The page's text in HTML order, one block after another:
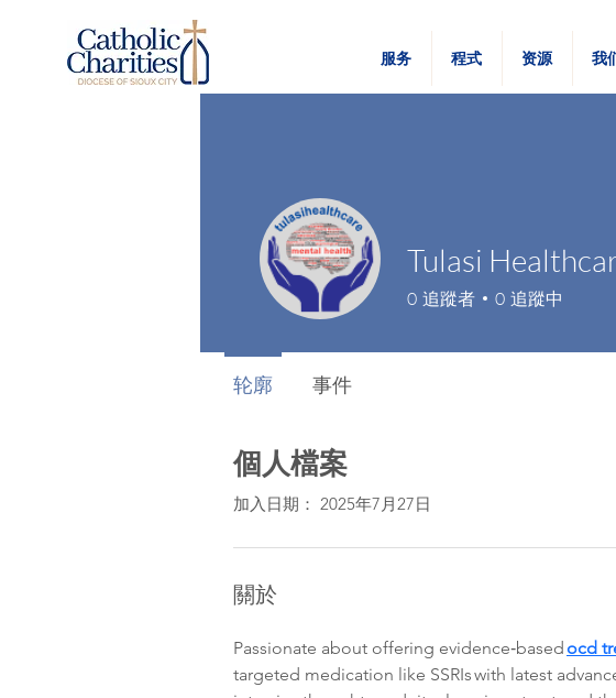
服务 程式 资源 我
個人檔案
加入日期： 2025年7月27日
關於
Passionate about offering evidence‑based ocd
targeted medication like SSRIs with latest
0 追蹤者 0 追蹤中
轮廓 事件